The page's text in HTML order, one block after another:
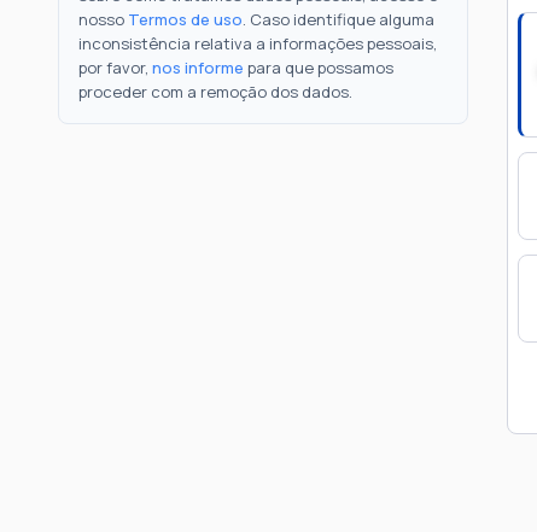
nosso Termos de uso. Caso identifique alguma
inconsistência relativa a informações pessoais,
por favor, nos informe para que possamos
proceder com a remoção dos dados.